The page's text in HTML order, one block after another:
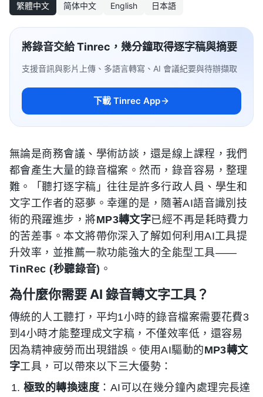
繁體中文 简体中文 English 日本語
將錄音交給 Tinrec，幾分鐘取得逐字稿與摘要
支援音訊與影片上傳、多語言轉寫、AI 會議紀要與待辦擷取
下載 Tinrec App
無論是商務會議、學術訪談，還是線上課程，我們
都會產生大量的錄音檔案。然而，錄音容易，整理
難。「聽打逐字稿」往往是許多行政人員、學生和
文字工作者的惡夢。幸運的是，隨著AI語音識別技
術的飛躍進步，將MP3轉文字已經不再是耗時費力
的苦差事。本文將帶你深入了解如何利用AI工具提
升效率，並推薦一款功能強大的全能型工具——
TinRec (秒聽錄音) 。
為什麼你需要 AI 錄音轉文字工具？
傳統的人工聽打，平均1小時的錄音檔案需要花費3
到4小時才能整理成文字稿，不僅效率低，還容易
因為精神疲勞而出現錯誤。使用AI驅動的MP3轉文
字工具，可以帶來以下三大優勢：
極致的轉換速度 ：AI可以在幾分鐘內處理完長達